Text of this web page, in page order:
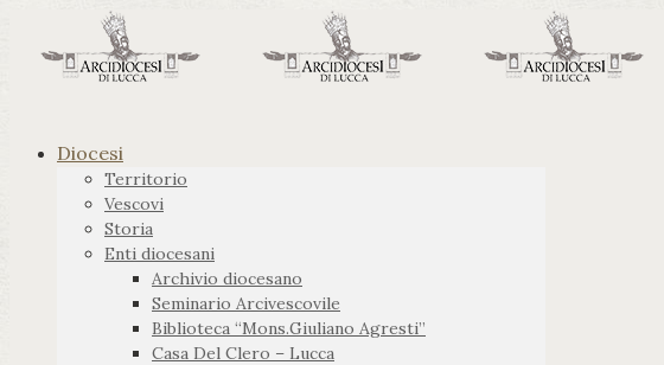
Diocesi
Territorio
Vescovi
Storia
Enti diocesani
Archivio diocesano
Seminario Arcivescovile
Biblioteca “Mons.Giuliano Agresti”
Casa Del Clero – Lucca